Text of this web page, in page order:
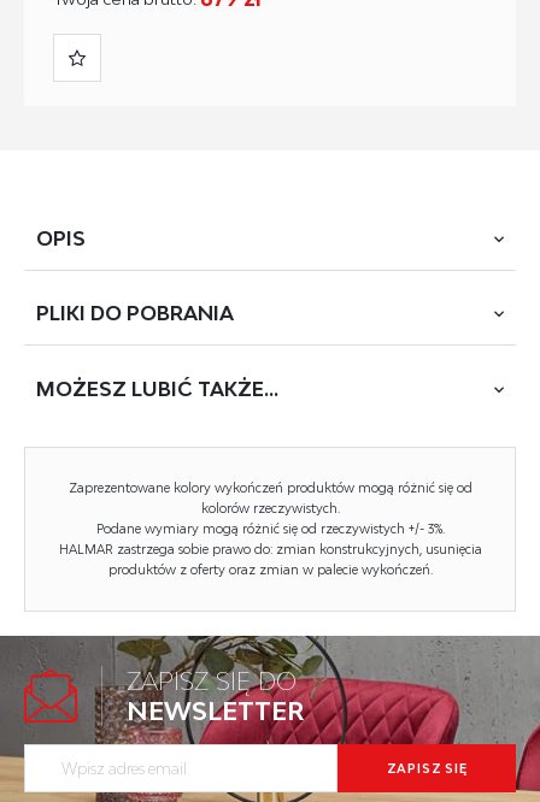
OPIS
wymiary: 66/69/76/45 cm, materiał: tkanina / drewno lite -
Styl wykonania: skandynawski, tradycyjny, retro
Tapicerka kolor: beżowy
Tapicerka rodzaj: tkanina
Szerokość (Zakres): 66
Nóżki / stelaż kolor: orzechowy
PLIKI DO POBRANIA
PASTORE (DOPIO with armrest)
Zaprezentowane kolory wykończeń produktów mogą różnić się od
kolorów rzeczywistych.
Podane wymiary mogą różnić się od rzeczywistych +/- 3%.
HALMAR zastrzega sobie prawo do: zmian konstrukcyjnych, usunięcia
produktów z oferty oraz zmian w palecie wykończeń.
MOŻESZ LUBIĆ TAKŻE...
FILO fotel dąb miodowy / tap: Inari...
ZAPISZ SIĘ DO
NEWSLETTER